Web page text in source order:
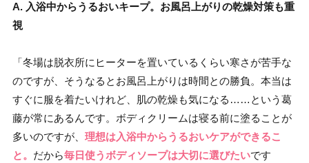
A. 入浴中からうるおいキープ。お風呂上がりの乾燥対策も重
視
「冬場は脱衣所にヒーターを置いているくらい寒さが苦手な
のですが、そうなるとお風呂上がりは時間との勝負。本当は
すぐに服を着たいけれど、肌の乾燥も気になる……という葛
藤が常にあるんです。ボディクリームは寝る前に塗ることが
多いのですが、 理想は入浴中からうるおいケアができるこ
と。 だから毎日使うボディソープは大切に選びたいです